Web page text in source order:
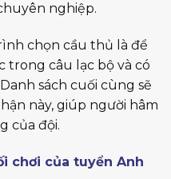
nghiệp.
chọn cầu thủ là để
trong câu lạc bộ và có
sách cuối cùng sẽ
này, giúp người hâm
của đội.
chơi của tuyển Anh